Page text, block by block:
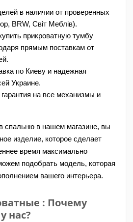
в наличии от проверенных
BRW, Світ Меблів).
прикроватную тумбу
прямым поставкам от
по Киеву и надежная
Украине.
на все механизмы и
спальню в нашем магазине, вы
изделие, которое сделает
время максимально
подобрать модель, которая
вашего интерьера.
: Почему
нас?